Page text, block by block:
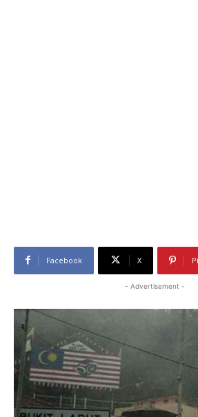
Facebook X
- Advertisement -